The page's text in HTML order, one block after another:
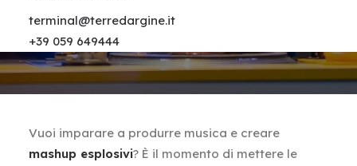
terminal@terredargine.it
+39 059 649444
Vuoi imparare a produrre musica e creare
mashup esplosivi? È il momento di mettere le